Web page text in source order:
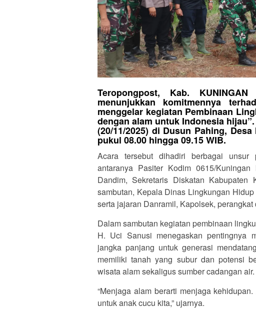
Teropongpost, Kab.
menunjukkan komitmennya
menggelar kegiatan Pembinaan
dengan alam untuk Indonesia
(20/11/2025) di Dusun Pahing,
pukul 08.00 hingga 09.15 WIB.
Acara tersebut dihadiri berbagai unsur
antaranya Pasiter Kodim 0615/
Dandim, Sekretaris Diskatan
sambutan, Kepala Dinas Lingkungan
serta jajaran Danramil, Kapolsek,
Dalam sambutan kegiatan pembinaan
H. Uci Sanusi menegaskan pentingnya
jangka panjang untuk generasi
memiliki tanah yang subur dan potensi
wisata alam sekaligus sumber cadangan air.
“Menjaga alam berarti menjaga
untuk anak cucu kita,” ujarnya.